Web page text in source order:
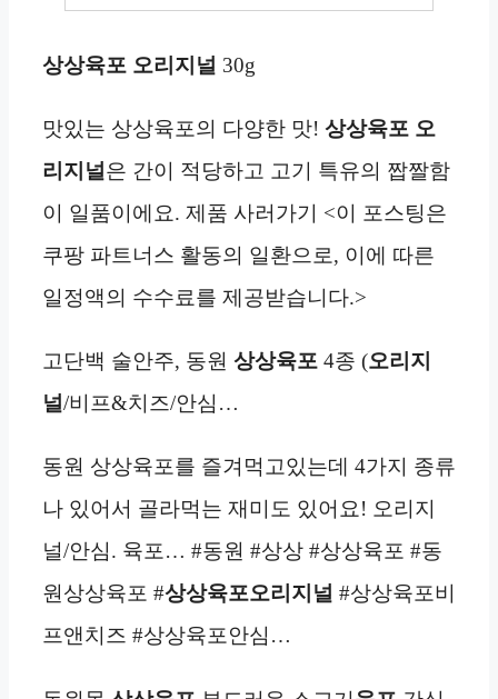
상상육포 오리지널 30g
맛있는 상상육포의 다양한 맛! 상상육포 오
리지널 은 간이 적당하고 고기 특유의 짭짤함
이 일품이에요. 제품 사러가기 <이 포스팅은
쿠팡 파트너스 활동의 일환으로, 이에 따른
일정액의 수수료를 제공받습니다.>
고단백 술안주, 동원 상상육포 4종 (오리지
널/비프&치즈/안심…
동원 상상육포를 즐겨먹고있는데 4가지 종류
나 있어서 골라먹는 재미도 있어요! 오리지
널/안심. 육포… #동원 #상상 #상상육포 #동
원상상육포 #상상육포오리지널 #상상육포비
프앤치즈 #상상육포안심…